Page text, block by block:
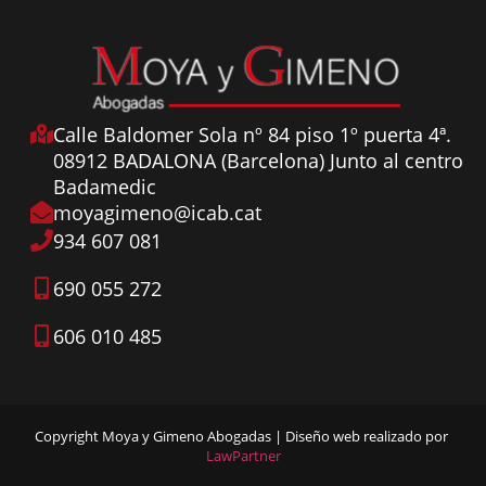
Calle Baldomer Sola nº 84 piso 1º puerta 4ª.
08912 BADALONA (Barcelona) Junto al centro
Badamedic
moyagimeno@icab.cat
934 607 081
690 055 272
606 010 485
Copyright Moya y Gimeno Abogadas | Diseño web realizado por
LawPartner